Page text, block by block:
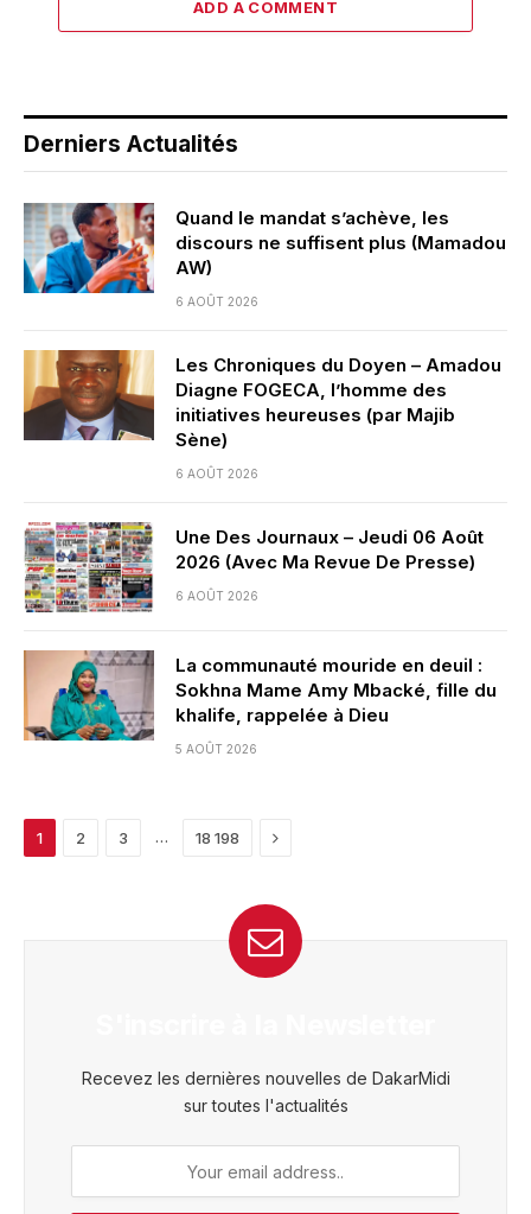
ADD A COMMENT
Derniers Actualités
Quand le mandat s’achève, les
discours ne suffisent plus (Mamadou
AW)
6 AOÛT 2026
Les Chroniques du Doyen – Amadou
Diagne FOGECA, l’homme des
initiatives heureuses (par Majib
Sène)
6 AOÛT 2026
Une Des Journaux – Jeudi 06 Août
2026 (Avec Ma Revue De Presse)
6 AOÛT 2026
La communauté mouride en deuil :
Sokhna Mame Amy Mbacké, fille du
khalife, rappelée à Dieu
5 AOÛT 2026
1 2 3 … 18 198 Next
Recevez les dernières nouvelles de DakarMidi
sur toutes l'actualités